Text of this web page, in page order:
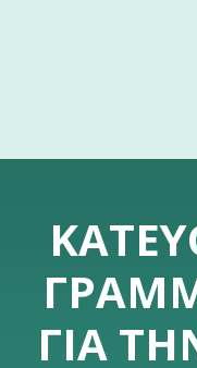
ΓΙΑ